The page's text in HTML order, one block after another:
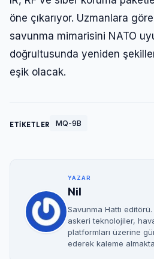
öne çıkarıyor. Uzmanlara
savunma mimarisini NATO
doğrultusunda yeniden
eşik olacak.
ETİKETLER MQ-9B
YAZAR
Nil
Savunma Hattı
askeri teknolojiler,
platformları üzerine
ederek kaleme